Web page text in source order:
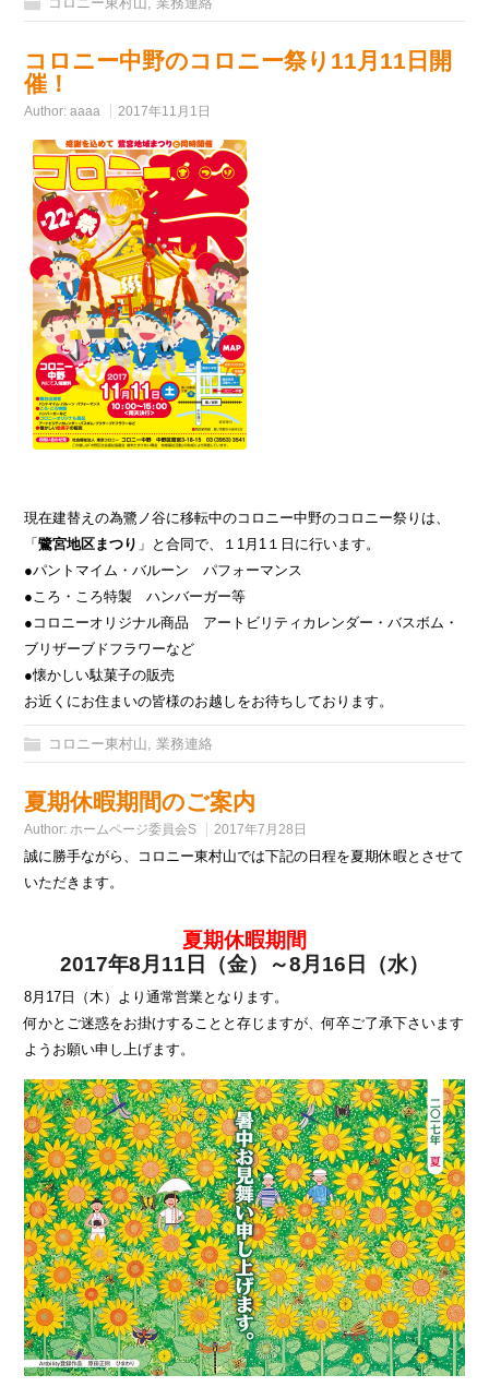
コロニー中野のコロニー祭り11月11日開
催！
Author:aaaa 2017年11月1日
現在建替えの為鷺ノ谷に移転中のコロニー中野のコロニー祭りは、
「鷺宮地区まつり 」と合同で、１1月1１日に行います。
●パントマイム・バルーン パフォーマンス
●ころ・ころ特製 ハンバーガー等
●コロニーオリジナル商品 アートビリティカレンダー・バスボム・
ブリザーブドフラワーなど
●懐かしい駄菓子の販売
お近くにお住まいの皆様のお越しをお待ちしております。
コロニー東村山,業務連絡
夏期休暇期間のご案内
Author:ホームページ委員会S 2017年7月28日
誠に勝手ながら、コロニー東村山では下記の日程を夏期休暇とさせて
いただきます。
夏期休暇期間
2017年8月11日（金）～8月16日（水）
8月17日（木）より通常営業となります。
何かとご迷惑をお掛けすることと存じますが、何卒ご了承下さいます
ようお願い申し上げます。